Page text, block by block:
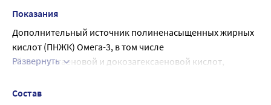
недели.
Показания
Дополнительный источник полиненасыщенных жирных
кислот (ПНЖК) Омега-3, в том числе
эйкозапентаеновой и докозагексаеновой кислот,
Развернуть
Состав